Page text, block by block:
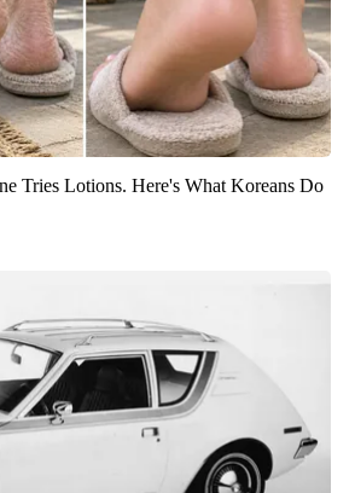
Tries Lotions. Here's What Koreans Do